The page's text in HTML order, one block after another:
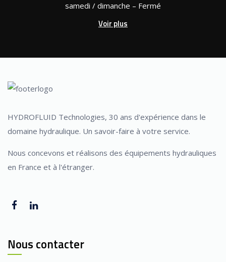
samedi / dimanche – Fermé
Voir plus
HYDROFLUID Technologies, 30 ans d'expérience dans le
domaine hydraulique. Un savoir-faire à votre service.
Nous concevons et réalisons des équipements hydrauliques
en France et à l'étranger.
Nous contacter